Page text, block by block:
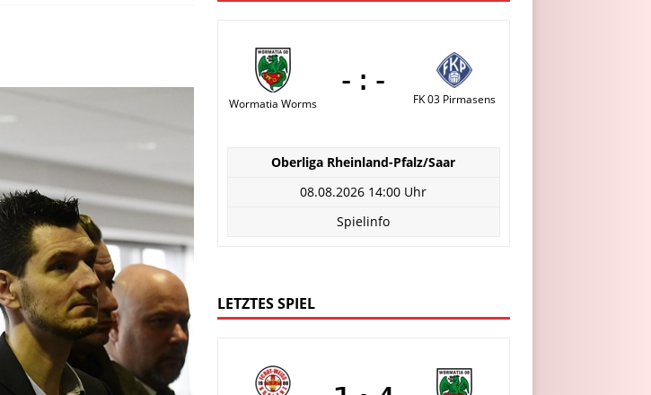
Wormatia Worms
-:-
FK 03 Pirmasens
Oberliga Rheinland-Pfalz/Saar
08.08.2026 14:00 Uhr
Spielinfo
LETZTES SPIEL